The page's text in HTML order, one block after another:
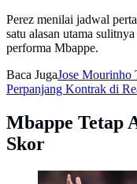
Perez menilai jadwal
satu alasan utama
performa Mbappe.
Baca JugaJose Mourinho
Perpanjang Kontrak di
Mbappe Tetap
Skor